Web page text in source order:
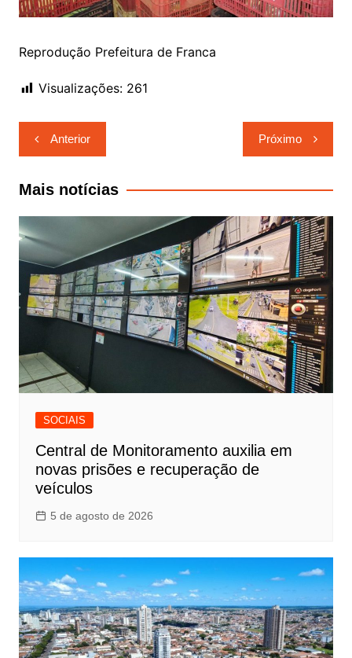
Reprodução Prefeitura de Franca
Visualizações: 261
Navegação
de
Post
Anterior Próximo
Mais notícias
SOCIAIS
Central de Monitoramento auxilia em
novas prisões e recuperação de
veículos
5 de agosto de 2026